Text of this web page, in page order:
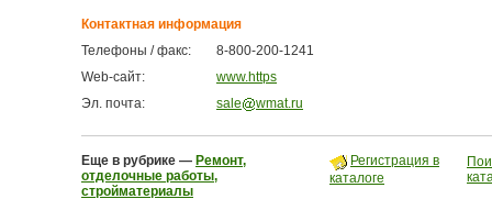
Контактная информация
Телефоны / факс:
8-800-200-1241
Web-сайт:
www.https
Эл. почта:
sale wmat.ru
Еще в рубрике — Ремонт,
отделочные работы,
стройматериалы
Регистрация в
каталоге